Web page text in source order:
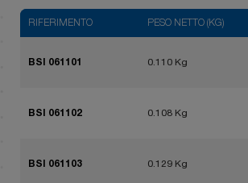
RIFERIMENTO PESO NETTO (KG)
BSI 061101 0.110 Kg
BSI 061102 0.108 Kg
BSI 061103 0.129 Kg